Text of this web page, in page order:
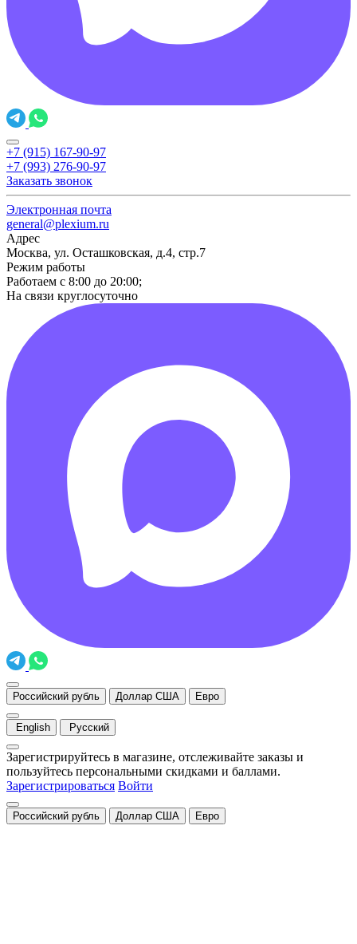
+7 (915) 167-90-97
+7 (993) 276-90-97
Заказать звонок
Электронная почта
general@plexium.ru
Адрес
Москва, ул. Осташковская, д.4, стр.7
Режим работы
Работаем с 8:00 до 20:00;
На связи круглосуточно
Российский рубль Доллар США Евро
English Русский
Зарегистрируйтесь в магазине, отслеживайте заказы и
пользуйтесь персональными скидками и баллами.
Зарегистрироваться Войти
Российский рубль Доллар США Евро